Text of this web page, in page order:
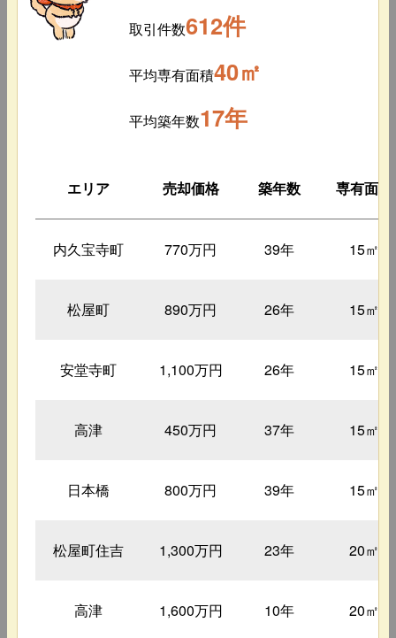
取引件数612件
平均専有面積40㎡
平均築年数17年
エリア 売却価格 築年数 専有面積
内久宝寺町 770万円 39年 15㎡
松屋町 890万円 26年 15㎡
安堂寺町 1,100万円 26年 15㎡
高津 450万円 37年 15㎡
日本橋 800万円 39年 15㎡
松屋町住吉 1,300万円 23年 20㎡
高津 1,600万円 10年 20㎡